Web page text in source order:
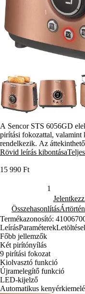
A Sencor STS 6056GD
pirítási fokozattal, valamint
rendelkezik. Az
kényelmes használatot
Rövid leírás kibontása
15 990 Ft
Összehasonlítás
Termékazonosító:
LeírásParaméterek
Főbb jellemzők
Két pirítónyílás
9 pirítási fokozat
Kiolvasztó funkció
Újramelegítő funkció
LED-kijelző
Automatikus